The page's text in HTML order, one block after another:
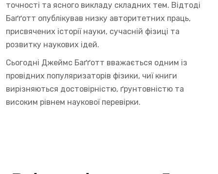
точності та ясного викладу складних тем. Відтоді
Баґґотт опублікував низку авторитетних праць,
присвячених історії науки, сучасній фізиці та
розвитку наукових ідей.
Сьогодні Джеймс Баґґотт вважається одним із
провідних популяризаторів фізики, чиї книги
вирізняються достовірністю, ґрунтовністю та
високим рівнем наукової перевірки.